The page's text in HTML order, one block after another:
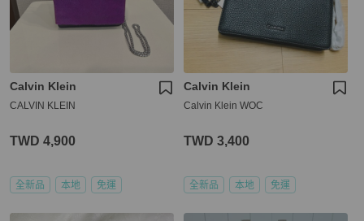
Calvin Klein
CALVIN KLEIN
TWD 4,900
全新品 本地 免運
Calvin Klein
Calvin Klein WOC
TWD 3,400
全新品 本地 免運